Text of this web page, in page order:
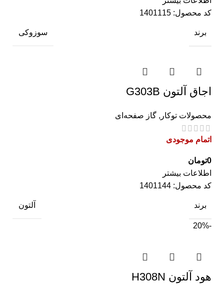
کد محصول: 1401115
برند سوزوکی
اجاق آلتون G303B
محصولات توکار , گاز صفحه‌ای
اتمام موجودی
0تومان
اطلاعات بیشتر
کد محصول: 1401144
برند آلتون
-20%
هود آلتون H308N